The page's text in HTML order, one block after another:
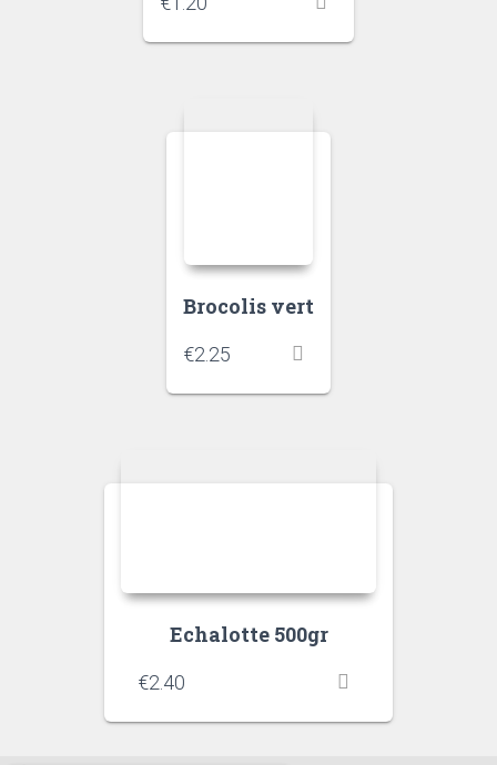
Brocolis vert
€2.25
Echalotte 500gr
€2.40